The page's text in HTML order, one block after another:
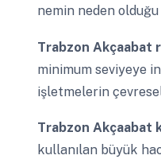
nemin neden
Trabzon Akçaabat
minimum seviyeye
işletmelerin
Trabzon Akçaabat
kullanılan büyük